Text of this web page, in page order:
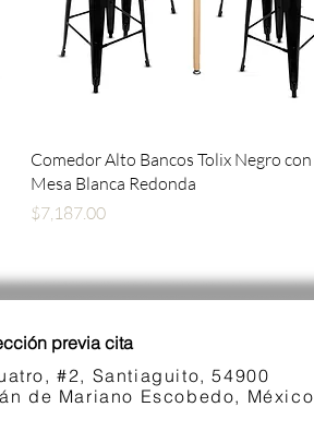
Vista rápida
Comedor Alto Bancos Tolix Negro con
Mesa Blanca Redonda
Precio
$7,187.00
previa cita
#2, Santiaguito, 54900
de Mariano Escobedo, México